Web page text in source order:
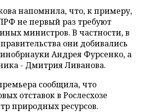
напомнила, что, к примеру,
не первый раз требуют
министров. В частности, в
они добивались
Андрея Фурсенко, а
- Дмитрия Ливанова.
сообщила, что
отставок в Рослесхозе
природных ресурсов.